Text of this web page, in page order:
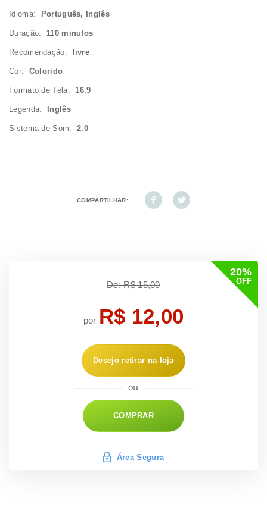
Idioma: Português, Inglês
Duração: 110 minutos
Recomendação: livre
Cor: Colorido
Formato de Tela: 16.9
Legenda: Inglês
Sistema de Som:2.0
COMPARTILHAR:
20%
OFF
De: R$ 15,00
por R$ 12,00
Desejo retirar na loja
COMPRAR
Área Segura